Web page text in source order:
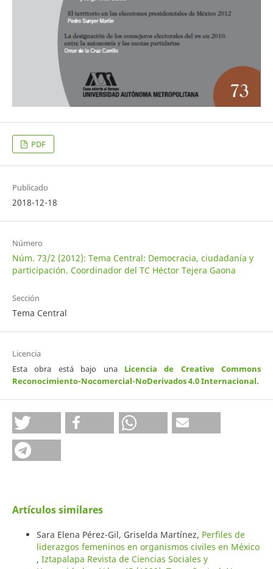
PDF
Publicado
2018-12-18
Número
Núm. 73/2 (2012): Tema Central: Democracia, ciudadanía y
participación. Coordinador del TC Héctor Tejera Gaona
Sección
Tema Central
Licencia
Esta obra está bajo una Licencia de Creative Commons
Reconocimiento-Nocomercial-NoDerivados 4.0 Internacional.
Artículos similares
Sara Elena Pérez-Gil, Griselda Martínez, Perfiles de
liderazgos femeninos en organismos civiles en México
, Iztapalapa Revista de Ciencias Sociales y